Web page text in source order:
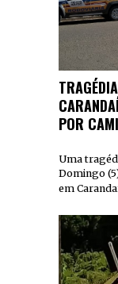
POR
Uma
Domingo
em